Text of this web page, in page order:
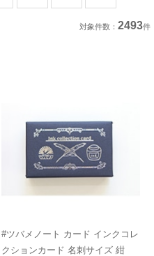
対象件数： 2493件
#ツバメノート カード インクコレ
クションカード 名刺サイズ 紺